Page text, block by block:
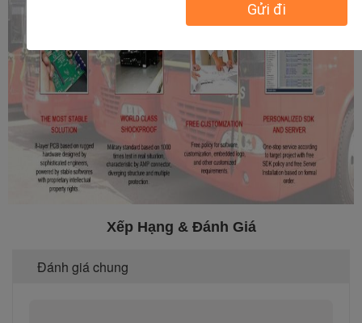
Gửi đi
Xếp Hạng & Đánh Giá
Đánh giá chung